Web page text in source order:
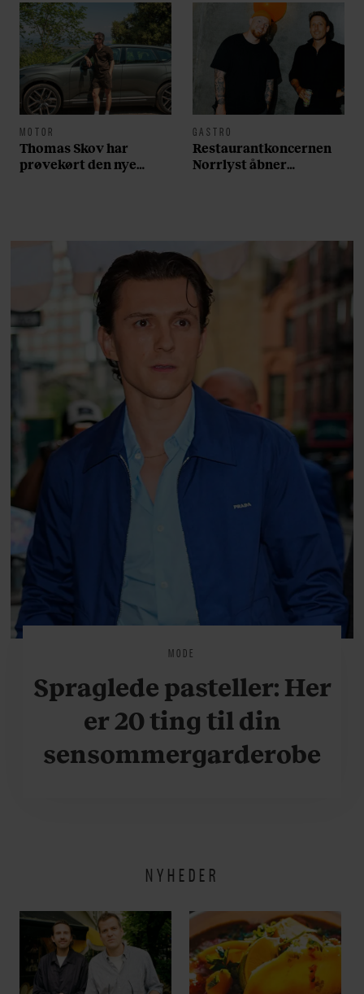
MOTOR
Thomas Skov har
prøvekørt den nye
GASTRO
Restaurantkoncernen
Norrlyst åbner
MODE
Spraglede pasteller: Her
er 20 ting til din
sensommergarderobe
NYHEDER